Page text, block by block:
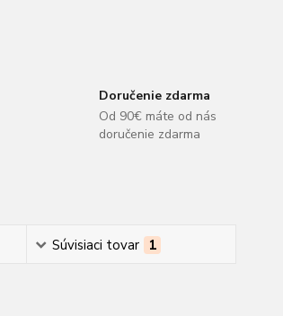
Doručenie zdarma
Od 90€ máte od nás
doručenie zdarma
Súvisiaci tovar 1